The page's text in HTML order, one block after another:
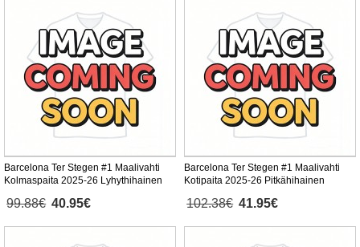
Barcelona Ter Stegen #1 Maalivahti
Kolmaspaita 2025-26 Lyhythihainen
99.88€ 40.95€
Barcelona Ter Stegen #1 Maalivahti
Kotipaita 2025-26 Pitkähihainen
102.38€ 41.95€